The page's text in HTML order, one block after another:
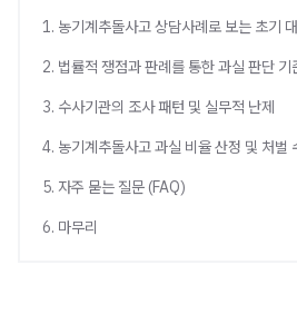
1. 농기계추돌사고 상담사례로 보는 초기
2. 법률적 쟁점과 판례를 통한 과실 판단 기
3. 수사기관의 조사 패턴 및 실무적 난제
4. 농기계추돌사고 과실 비율 산정 및 처벌
5. 자주 묻는 질문 (FAQ)
6. 마무리